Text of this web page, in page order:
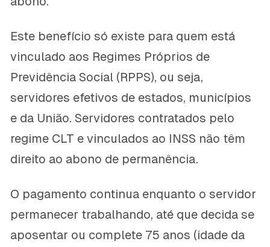
Este benefício só existe para quem está
vinculado aos Regimes Próprios de
Previdência Social (RPPS), ou seja,
servidores efetivos de estados, municípios
e da União. Servidores contratados pelo
regime CLT e vinculados ao INSS não têm
direito ao abono de permanência.
O pagamento continua enquanto o servidor
permanecer trabalhando, até que decida se
aposentar ou complete 75 anos (idade da